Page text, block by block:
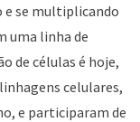
e se multiplicando
uma linha de
de células é hoje,
celulares,
e participaram de